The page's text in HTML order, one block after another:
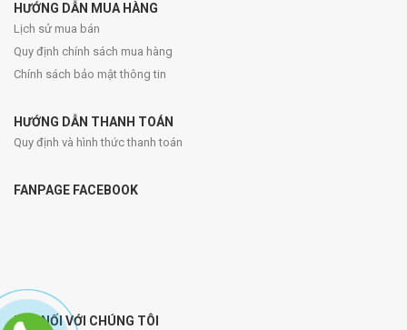
HƯỚNG DẪN MUA HÀNG
Lịch sử mua bán
Quy định chính sách mua hàng
Chính sách bảo mật thông tin
HƯỚNG DẪN THANH TOÁN
Quy định và hình thức thanh toán
FANPAGE FACEBOOK
KẾT NỐI VỚI CHÚNG TÔI